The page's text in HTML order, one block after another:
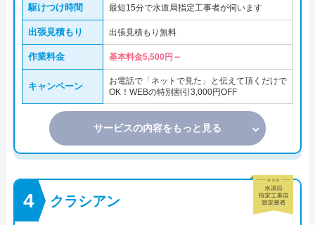
駆けつけ時間 最短15分で水道局指定工事者が伺います
出張見積もり 出張見積もり無料
作業料金 基本料金5,500円～
キャンペーン
お電話で「ネットで見た」と伝えて頂くだけで
OK！WEBの特別割引3,000円OFF
サービスの内容をもっと見る
クラシアン